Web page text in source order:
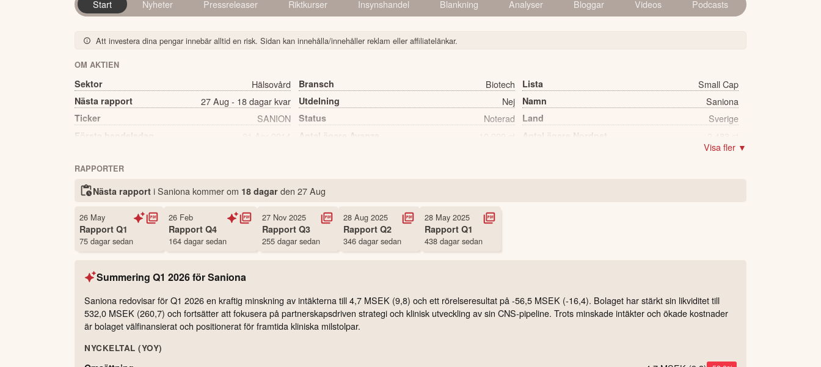
Start Nyheter Pressreleaser Riktkurser Insynshandel Blankning Analyser Bloggar Videos Podcasts
Att investera dina pengar innebär alltid en risk. Sidan kan innehålla/innehåller reklam eller affiliatelänkar.
OM AKTIEN
Sektor Hälsovård Bransch Biotech Lista Small Cap
Nästa rapport 27 Aug - 18 dagar kvar Utdelning Nej Namn Saniona
Ticker SANION Status Noterad Land Sverige
Första handelsdag 21 Apr 2014 Antal ägare Avanza Antal ägare Nordnet
Visa fler ▼
RAPPORTER
Nästa rapport i Saniona kommerom 18 dagar den 27 Aug
26 May
Rapport Q1
75 dagar sedan
26 Feb
Rapport Q4
164 dagar sedan
27 Nov 2025
Rapport Q3
255 dagar sedan
28 Aug 2025
Rapport Q2
346 dagar sedan
28 May 2025
Rapport Q1
438 dagar sedan
Summering Q1 2026förSaniona
Saniona redovisar för Q1 2026 en kraftig minskning av intäkterna till 4,7 MSEK (9,8) och ett rörelseresultat på -56,5 MSEK (-16,4). Bolaget har stärkt sin likviditet till
532,0 MSEK (260,7) och fortsätter att fokusera på partnerskapsdriven strategi och klinisk utveckling av sin CNS-pipeline. Trots minskade intäkter och ökade kostnader
är bolaget välfinansierat och positionerat för framtida kliniska milstolpar.
NYCKELTAL (YOY)